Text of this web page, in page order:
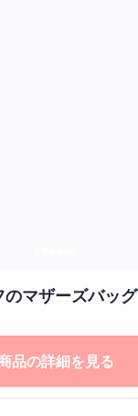
のマザーズバッグ
品の詳細を見る